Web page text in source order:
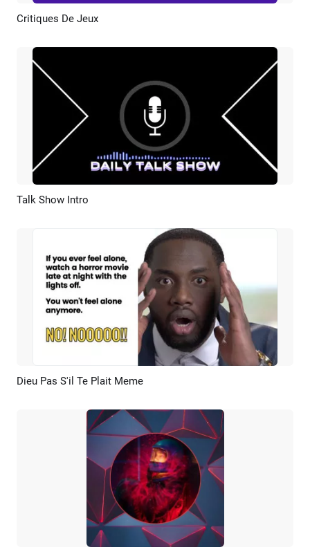
Critiques De Jeux
Talk Show Intro
Aperçu
Dieu Pas S'il Te Plait Meme